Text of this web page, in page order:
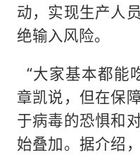
动，实现生产人
绝输入风险。
“大家基本都能
章凯说，但在保
于病毒的恐惧和
始叠加。据介绍